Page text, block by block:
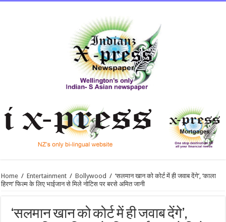
Home / Entertainment / Bollywood / ‘सलमान खान को कोर्ट में ही जवाब देंगे’, ‘काला
हिरण’ फिल्म के लिए भाईजान से मिले नोटिस पर बरसे अमित जानी
‘सलमान खान को कोर्ट में ही जवाब देंगे’,